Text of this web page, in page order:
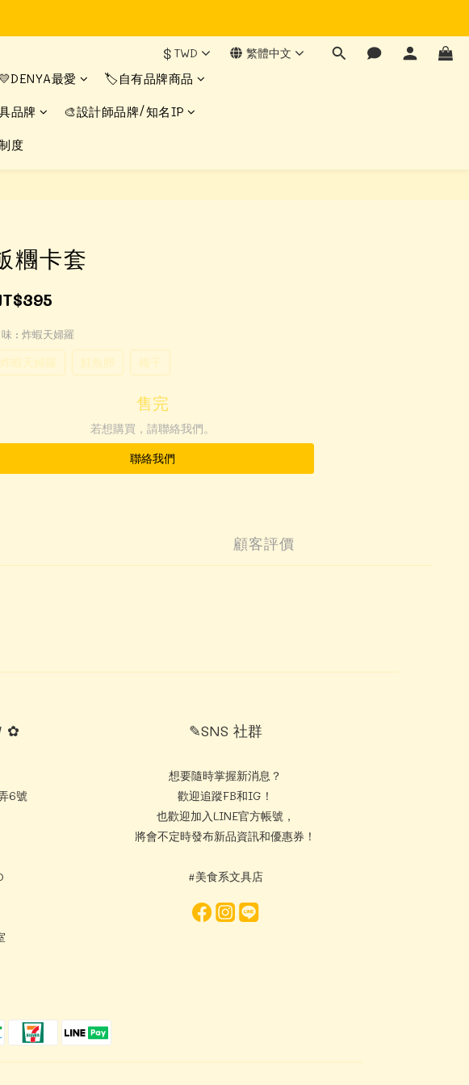
$ TWD 繁體中文
💛DENYA最愛 🏷️自有品牌商品
品牌 🎨設計師品牌/知名IP
度
糰卡套
: 炸蝦天婦羅
炸蝦天婦羅 鮭魚卵 梅干
售完
若想購買，請聯絡我們。
聯絡我們
顧客評價
✿
6號
✎SNS 社群
想要隨時掌握新消息？
歡迎追蹤FB和IG！
也歡迎加入LINE官方帳號，
將會不定時發布新品資訊和優惠券！
#美食系文具店